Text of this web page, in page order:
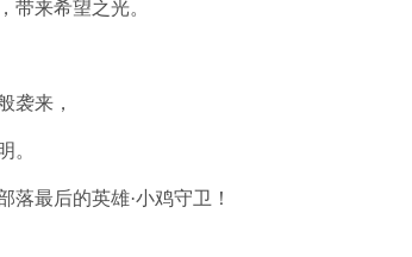
带来希望之光。
袭来，
。
最后的英雄·小鸡守卫！